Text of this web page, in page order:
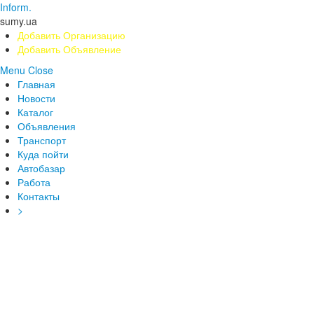
Inform.
sumy.ua
Добавить Организацию
Добавить Объявление
Menu Close
Главная
Новости
Каталог
Объявления
Транспорт
Куда пойти
Автобазар
Работа
Контакты
>